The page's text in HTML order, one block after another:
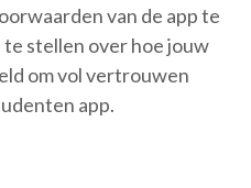
van de app te
stellen over hoe jouw
om vol vertrouwen
app.